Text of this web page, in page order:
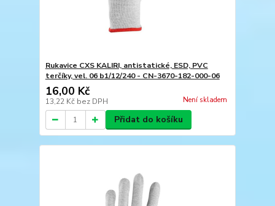
Rukavice CXS KALIRI, antistatické, ESD, PVC
terčíky, vel. 06 b1/12/240 - CN-3670-182-000-06
16,00 Kč
13,22 Kč bez DPH Není skladem
Přidat do košíku